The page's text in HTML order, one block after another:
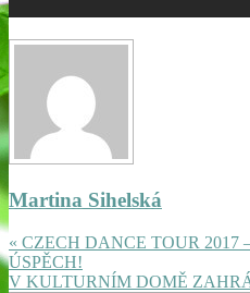
Martina Sihelská
« CZECH DANCE TOUR 2017
ÚSPĚCH!
V KULTURNÍM DOMĚ